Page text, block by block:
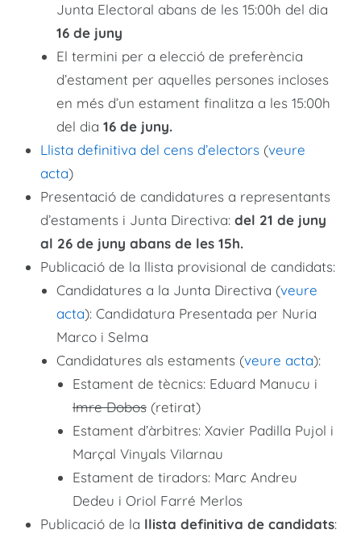
Junta Electoral abans de les 15:00h del dia
16 de juny
El termini per a elecció de preferència
d’estament per aquelles persones incloses
en més d’un estament finalitza a les 15:00h
del dia 16 de juny.
Llista definitiva del cens d’electors (veure
acta)
Presentació de candidatures a representants
d’estaments i Junta Directiva: del 21 de juny
al 26 de juny abans de les 15h.
Publicació de la llista provisional de candidats:
Candidatures a la Junta Directiva (veure
acta): Candidatura Presentada per Nuria
Marco i Selma
Candidatures als estaments (veure acta):
Estament de tècnics: Eduard Manucu i
Imre Dobos (retirat)
Estament d’àrbitres: Xavier Padilla Pujol i
Marçal Vinyals Vilarnau
Estament de tiradors: Marc Andreu
Dedeu i Oriol Farré Merlos
Publicació de la llista definitiva de candidats: